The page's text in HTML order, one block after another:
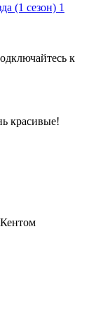
(1 сезон) 1
к
красивые!